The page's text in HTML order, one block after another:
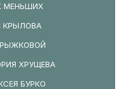
МЕНЬШИХ
КРЫЛОВА
ХРУЩЕВА
БУРКО